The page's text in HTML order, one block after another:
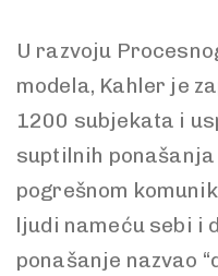
U razvoju
modela, Kahler je
1200 subjekata i
suptilnih
pogrešnom
ljudi nameću sebi i
ponašanje nazvao